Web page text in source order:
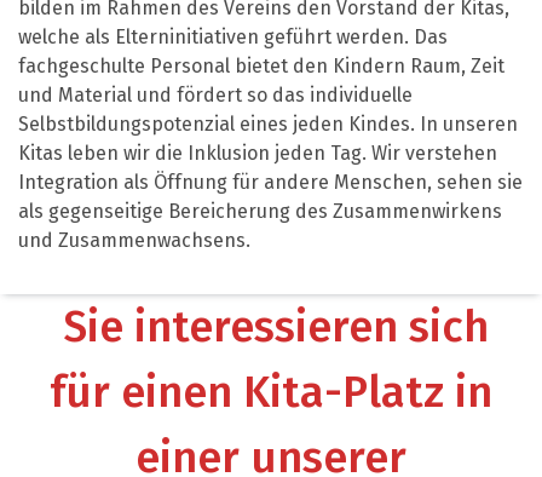
bilden im Rahmen des Vereins den Vorstand der Kitas,
welche als Elterninitiativen geführt werden. Das
fachgeschulte Personal bietet den Kindern Raum, Zeit
und Material und fördert so das individuelle
Selbstbildungspotenzial eines jeden Kindes. In unseren
Kitas leben wir die Inklusion jeden Tag. Wir verstehen
Integration als Öffnung für andere Menschen, sehen sie
als gegenseitige Bereicherung des Zusammenwirkens
und Zusammenwachsens.
Sie interessieren sich
für einen Kita-Platz in
einer unserer